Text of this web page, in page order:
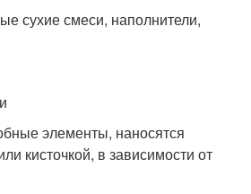
сухие смеси, наполнители,
элементы, наносятся
кисточкой, в зависимости от